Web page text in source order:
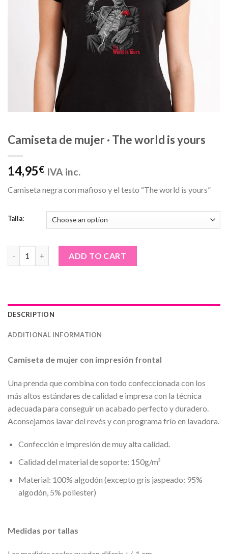
Camiseta de mujer · The world is yours
14,95€ IVA inc.
Camiseta negra con mafioso y el testo “The world is yours”
Talla:
ADD TO CART
DESCRIPTION
ADDITIONAL INFORMATION
Camiseta de mujer con impresión frontal
Una prenda que combina con todo confeccionada con los
más altos estándares de calidad e impresa con la técnica
adecuada para conseguir un acabado perfecto y duradero.
Aconsejamos lavar del revés y con programa frío en lavadora.
Confección e impresión de muy alta calidad.
Calidad del material de soporte: 150g/m²
Material: 100% algodón (excepto gris jaspeado: 95%
algodón, 5% poliester)
Medidas por tallas